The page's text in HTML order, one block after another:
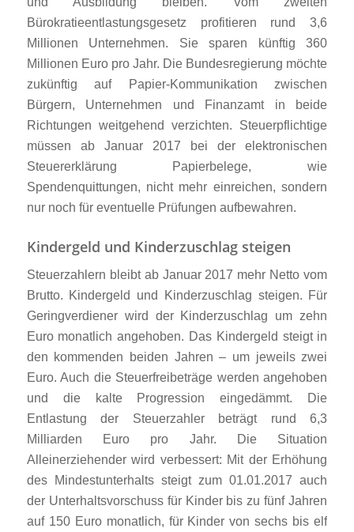
Bürokratieentlastungsgesetz profitieren rund 3,6
Millionen Unternehmen. Sie sparen künftig 360
Millionen Euro pro Jahr. Die Bundesregierung möchte
zukünftig auf Papier-Kommunikation zwischen
Bürgern, Unternehmen und Finanzamt in beide
Richtungen weitgehend verzichten. Steuerpflichtige
müssen ab Januar 2017 bei der elektronischen
Steuererklärung Papierbelege, wie
Spendenquittungen, nicht mehr einreichen, sondern
nur noch für eventuelle Prüfungen aufbewahren.
Kindergeld und Kinderzuschlag steigen
Steuerzahlern bleibt ab Januar 2017 mehr Netto vom
Brutto. Kindergeld und Kinderzuschlag steigen. Für
Geringverdiener wird der Kinderzuschlag um zehn
Euro monatlich angehoben. Das Kindergeld steigt in
den kommenden beiden Jahren – um jeweils zwei
Euro. Auch die Steuerfreibeträge werden angehoben
und die kalte Progression eingedämmt. Die
Entlastung der Steuerzahler beträgt rund 6,3
Milliarden Euro pro Jahr. Die Situation
Alleinerziehender wird verbessert: Mit der Erhöhung
des Mindestunterhalts steigt zum 01.01.2017 auch
der Unterhaltsvorschuss für Kinder bis zu fünf Jahren
auf 150 Euro monatlich, für Kinder von sechs bis elf